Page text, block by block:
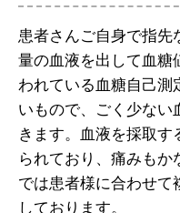
患者さんご自身で指先
量の血液を出して血糖
われている血糖自己測
いもので、ごく少ない
きます。血液を採取
られており、痛みも
では患者様に合わせて
しております。